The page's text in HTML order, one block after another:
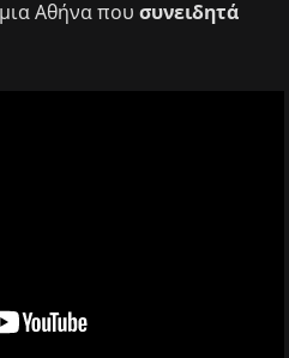
Αθήνα που συνειδητά